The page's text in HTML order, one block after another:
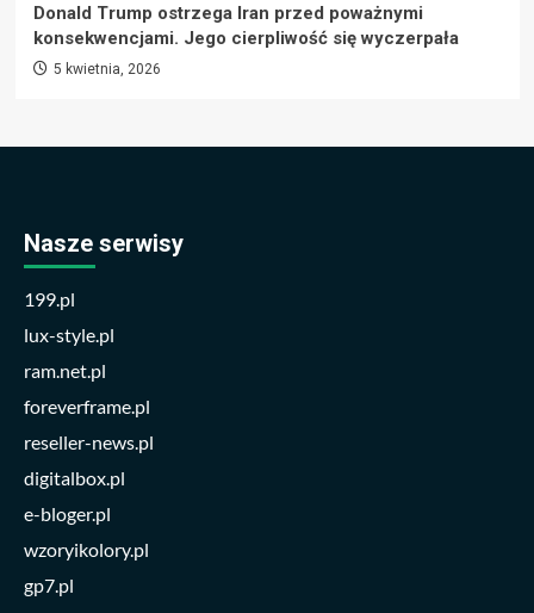
Donald Trump ostrzega Iran przed poważnymi
konsekwencjami. Jego cierpliwość się wyczerpała
5 kwietnia, 2026
Nasze serwisy
199.pl
lux-style.pl
ram.net.pl
foreverframe.pl
reseller-news.pl
digitalbox.pl
e-bloger.pl
wzoryikolory.pl
gp7.pl